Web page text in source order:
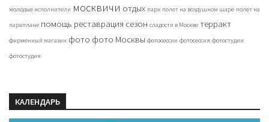
молодые исполнители москвичи отдых парк полет на воздушном шаре полет на
параплане помощь реставрация сезон сладости в Москве терракт
фирменный магазин фото фото Москвы фотосессии фотосессия фотостудии
фотостудия
КАЛЕНДАРЬ